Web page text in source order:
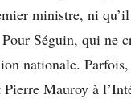
ministre, ni
Pour Séguin, qui
nationale.
Mauroy à